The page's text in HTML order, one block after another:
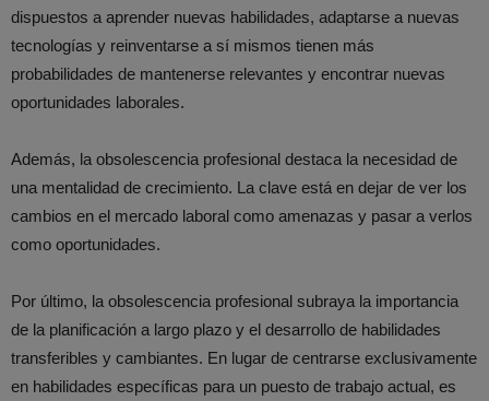
dispuestos a aprender nuevas habilidades, adaptarse a nuevas
tecnologías y reinventarse a sí mismos tienen más
probabilidades de mantenerse relevantes y encontrar nuevas
oportunidades laborales.
Además, la obsolescencia profesional destaca la necesidad de
una mentalidad de crecimiento. La clave está en dejar de ver los
cambios en el mercado laboral como amenazas y pasar a verlos
como oportunidades.
Por último, la obsolescencia profesional subraya la importancia
de la planificación a largo plazo y el desarrollo de habilidades
transferibles y cambiantes. En lugar de centrarse exclusivamente
en habilidades específicas para un puesto de trabajo actual, es